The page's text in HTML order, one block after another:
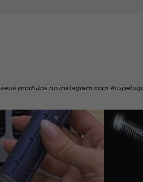
seus produtos no instagramcom